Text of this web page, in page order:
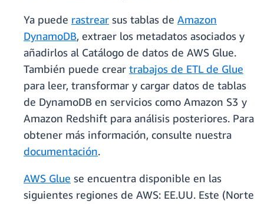
Ya puede rastrear sus tablas de Amazon
DynamoDB, extraer los metadatos asociados y
añadirlos al Catálogo de datos de AWS Glue.
También puede crear trabajos de ETL de Glue
para leer, transformar y cargar datos de tablas
de DynamoDB en servicios como Amazon S3 y
Amazon Redshift para análisis posteriores. Para
obtener más información, consulte nuestra
documentación.
AWS Glue se encuentra disponible en las
siguientes regiones de AWS: EE.UU. Este (Norte